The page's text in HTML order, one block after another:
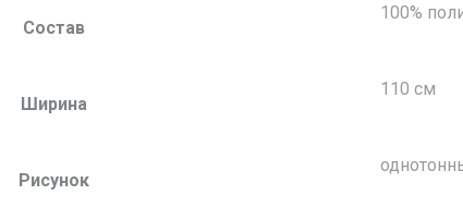
Состав
100%
Ширина
110 см
Рисунок